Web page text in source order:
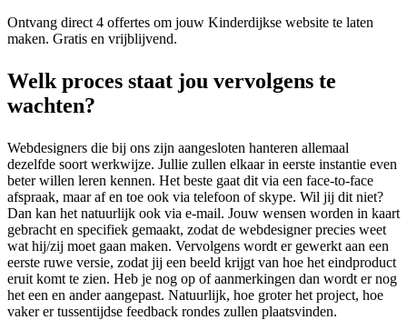
Ontvang direct 4 offertes om jouw Kinderdijkse website te laten
maken. Gratis en vrijblijvend.
Welk proces staat jou vervolgens te
wachten?
Webdesigners die bij ons zijn aangesloten hanteren allemaal
dezelfde soort werkwijze. Jullie zullen elkaar in eerste instantie even
beter willen leren kennen. Het beste gaat dit via een face-to-face
afspraak, maar af en toe ook via telefoon of skype. Wil jij dit niet?
Dan kan het natuurlijk ook via e-mail. Jouw wensen worden in kaart
gebracht en specifiek gemaakt, zodat de webdesigner precies weet
wat hij/zij moet gaan maken. Vervolgens wordt er gewerkt aan een
eerste ruwe versie, zodat jij een beeld krijgt van hoe het eindproduct
eruit komt te zien. Heb je nog op of aanmerkingen dan wordt er nog
het een en ander aangepast. Natuurlijk, hoe groter het project, hoe
vaker er tussentijdse feedback rondes zullen plaatsvinden.